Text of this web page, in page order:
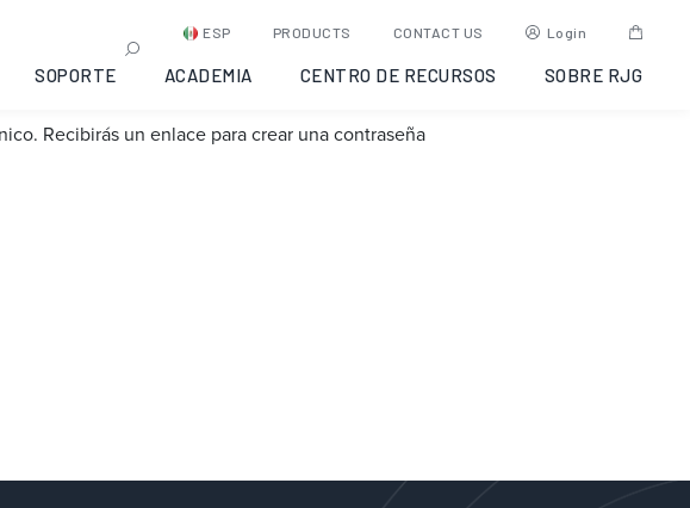
ESP PRODUCTS CONTACT US Login
SOPORTE ACADEMIA CENTRO DE RECURSOS SOBRE RJG
Recibirás un enlace para crear una contraseña